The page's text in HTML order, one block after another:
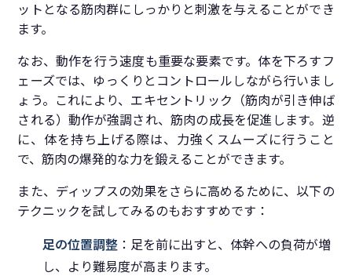
ットとなる筋肉群にしっかりと刺激を与えることができ
ます。
なお、動作を行う速度も重要な要素です。体を下ろすフ
ェーズでは、ゆっくりとコントロールしながら行いまし
ょう。これにより、エキセントリック（筋肉が引き伸ば
される）動作が強調され、筋肉の成長を促進します。逆
に、体を持ち上げる際は、力強くスムーズに行うこと
で、筋肉の爆発的な力を鍛えることができます。
また、ディップスの効果をさらに高めるために、以下の
テクニックを試してみるのもおすすめです：
足の位置調整 ：足を前に出すと、体幹への負荷が増
し、より難易度が高まります。